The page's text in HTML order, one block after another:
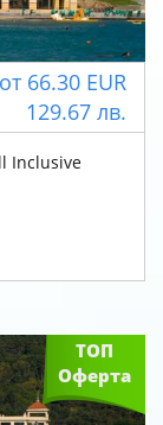
от 66.30EUR
129.67лв.
Inclusive
ТОП
Оферта